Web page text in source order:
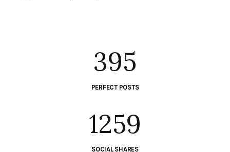
395
PERFECT POSTS
1259
SOCIAL SHARES